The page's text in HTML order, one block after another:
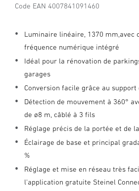
Code EAN 4007841091460
Luminaire linéaire, 1370 mm,avec
fréquence numérique intégré
Idéal pour la rénovation de
garages
Conversion facile grâce au support
Détection de mouvement à 360°
de ø8 m, câblé à 3 fils
Réglage précis de la portée et de
Éclairage de base et principal
%
Réglage et mise en réseau très
l'application gratuite Steinel